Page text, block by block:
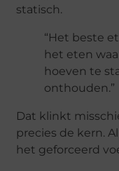
statisch.
“Het beste
het eten
hoeven te
onthouden.”
Dat klinkt
precies de kern.
het geforceerd